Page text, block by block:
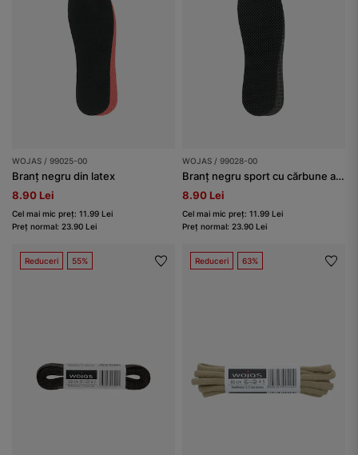
WOJAS / 99025-00
Branț negru din latex
8.90 Lei
Cel mai mic preț: 11.99 Lei
Preț normal: 23.90 Lei
WOJAS / 99028-00
Branț negru sport cu cărbune activ
8.90 Lei
Cel mai mic preț: 11.99 Lei
Preț normal: 23.90 Lei
Reduceri 55% Reduceri 63%